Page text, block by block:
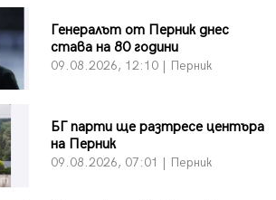
Генералът от Перник днес
става на 80 години
09.08.2026, 12:10 | Перник
БГ парти ще разтресе центъра
на Перник
09.08.2026, 07:01 | Перник